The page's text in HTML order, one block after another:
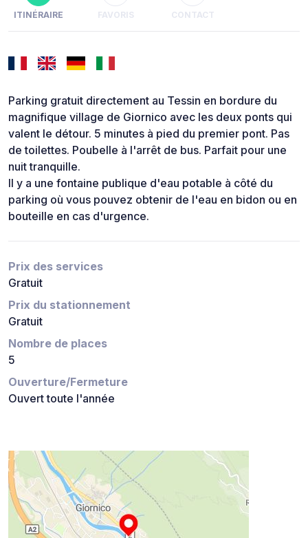
ITINÉRAIRE FAVORIS CONTACT
Parking gratuit directement au Tessin en bordure du
magnifique village de Giornico avec les deux ponts qui
valent le détour. 5 minutes à pied du premier pont. Pas
de toilettes. Poubelle à l'arrêt de bus. Parfait pour une
nuit tranquille.
Il y a une fontaine publique d'eau potable à côté du
parking où vous pouvez obtenir de l'eau en bidon ou en
bouteille en cas d'urgence.
Prix des services
Gratuit
Prix du stationnement
Gratuit
Nombre de places
5
Ouverture/Fermeture
Ouvert toute l'année